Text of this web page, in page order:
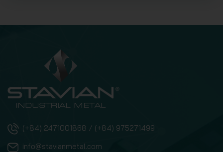
(+84) 2471001868 / (+84) 975271499
info@stavianmetal.com